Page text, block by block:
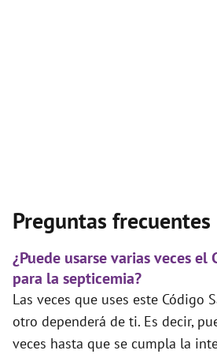
Preguntas frecuentes
¿Puede usarse varias veces el
para la septicemia?
Las veces que uses este Código
otro dependerá de ti. Es decir,
veces hasta que se cumpla la